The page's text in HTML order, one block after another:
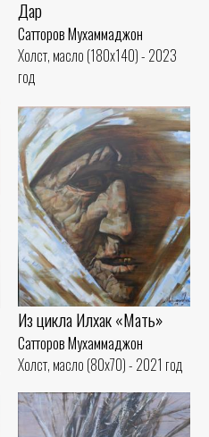
Дар
Сатторов Мухаммаджон
Холст, масло (180x140) - 2023
год
Из цикла Илхак «Мать»
Сатторов Мухаммаджон
Холст, масло (80x70) - 2021 год